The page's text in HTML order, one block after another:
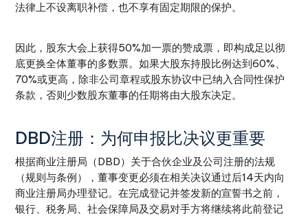
法律上不设离职补偿，也不享有固定期限的保护。
因此，股东大会上获得50%加一票的赞成票，即构成足以彻
底更换全体董事的多数票。如果大股东持股比例达到60%、
70%或更高，除非公司章程或股东协议中已纳入合同性保护
条款，否则少数股东董事的任期将由大股东决定。
DBD注册：为何申报比决议更重要
根据商业注册局（DBD）关于合伙企业及公司注册的法规
（规则与条例），董事变更必须在相关决议通过后14天内向
商业注册局办理登记。在完成登记并签发新的宣誓书之前，
银行、税务局、社会保障局及交易对手方将继续将此前登记